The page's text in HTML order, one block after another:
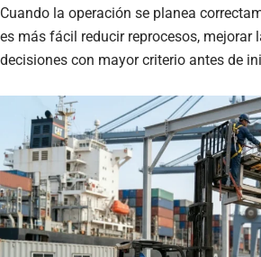
Cuando la operación se planea
es más fácil reducir reprocesos, mejorar
decisiones con mayor criterio antes de